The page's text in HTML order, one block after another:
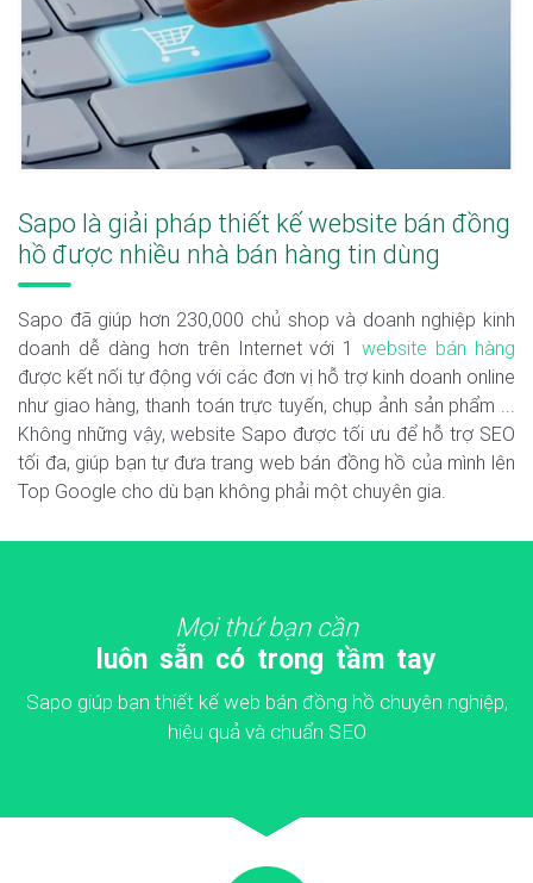
Sapo là giải pháp thiết kế website bán đồng
hồ được nhiều nhà bán hàng tin dùng
Sapo đã giúp hơn 230,000 chủ shop và doanh nghiệp kinh
doanh dễ dàng hơn trên Internet với 1website bán hàng
được kết nối tự động với các đơn vị hỗ trợ kinh doanh online
như giao hàng, thanh toán trực tuyến, chụp ảnh sản phẩm ...
Không những vậy, website Sapo được tối ưu để hỗ trợ SEO
tối đa, giúp bạn tự đưa trang web bán đồng hồ của mình lên
Top Google cho dù bạn không phải một chuyên gia.
Mọi thứ bạn cần
luôn sẵn có trong tầm tay
Sapo giúp bạn thiết kế web bán đồng hồ chuyên nghiệp,
hiệu quả và chuẩn SEO